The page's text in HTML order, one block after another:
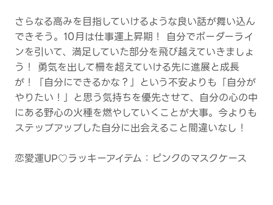
さらなる高みを目指していけるような良い話が舞い込ん
できそう。10月は仕事運上昇期！ 自分でボーダーライ
ンを引いて、満足していた部分を飛び越えていきましょ
う！ 勇気を出して柵を超えていける先に進展と成長
が！「自分にできるかな？」という不安よりも「自分が
やりたい！」と思う気持ちを優先させて、自分の心の中
にある野心の火種を燃やしていくことが大事。今よりも
ステップアップした自分に出会えること間違いなし！
恋愛運UP♡ラッキーアイテム：ピンクのマスクケース